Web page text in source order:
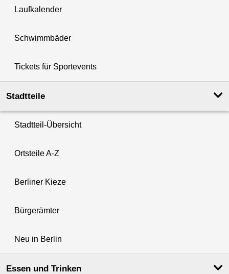
Laufkalender
Schwimmbäder
Tickets für Sportevents
Stadtteile
Stadtteil-Übersicht
Ortsteile A-Z
Berliner Kieze
Bürgerämter
Neu in Berlin
Essen und Trinken